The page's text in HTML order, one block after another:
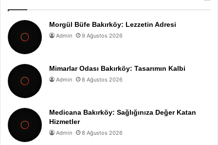
Morgül Büfe Bakırköy: Lezzetin Adresi
Admin 9 Ağustos 2026
Mimarlar Odası Bakırköy: Tasarımın Kalbi
Admin 8 Ağustos 2026
Medicana Bakırköy: Sağlığınıza Değer Katan
Hizmetler
Admin 8 Ağustos 2026